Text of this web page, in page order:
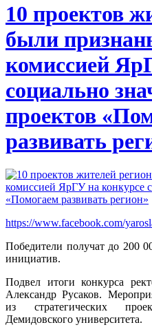
10 проектов
были
комиссией
социально
проектов
развивать
https://www.facebook.com/
Победители получат до 200
инициатив.
Подвел итоги конкурса
Александр Русаков.
из стратегических
Демидовского университета.